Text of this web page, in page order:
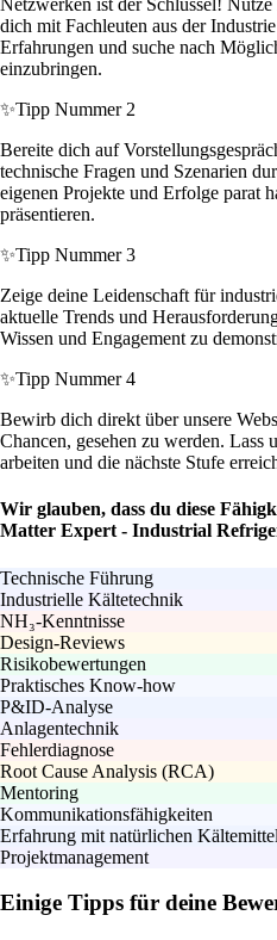
Netzwerken ist der Schlüssel!
dich mit Fachleuten aus der
Erfahrungen und suche nach
einzubringen.
✨Tipp Nummer 2
Bereite dich auf
technische Fragen und Szenarien
eigenen Projekte und Erfolge parat
präsentieren.
✨Tipp Nummer 3
Zeige deine Leidenschaft für
aktuelle Trends und
Wissen und Engagement zu
✨Tipp Nummer 4
Bewirb dich direkt über unsere
Chancen, gesehen zu werden. Lass
arbeiten und die nächste Stufe
Wir glauben, dass du diese
Matter Expert - Industrial
Technische Führung
Industrielle Kältetechnik
NH₃-Kenntnisse
Design-Reviews
Risikobewertungen
Praktisches Know-how
P&ID-Analyse
Anlagentechnik
Fehlerdiagnose
Root Cause Analysis (RCA)
Mentoring
Kommunikationsfähigkeiten
Erfahrung mit natürlichen
Projektmanagement
Einige Tipps für deine